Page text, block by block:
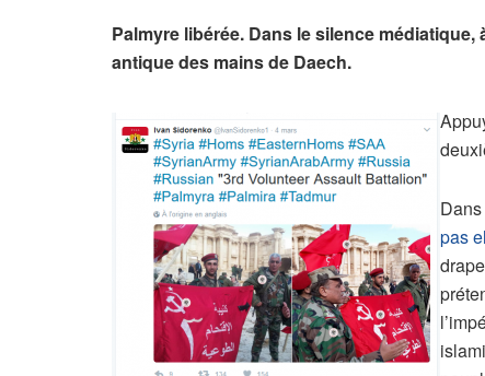
Palmyre libérée. Dans le silence médiatique,
antique des mains de Daech.
pas